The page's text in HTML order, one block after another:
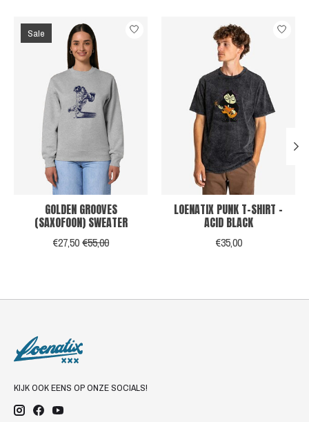
Items van productcarrousel
Sale
GOLDEN GROOVES
(SAXOFOON) SWEATER
€27,50€55,00
LOENATIX PUNK T-SHIRT -
ACID BLACK
€35,00
KIJK OOK EENS OP ONZE SOCIALS!